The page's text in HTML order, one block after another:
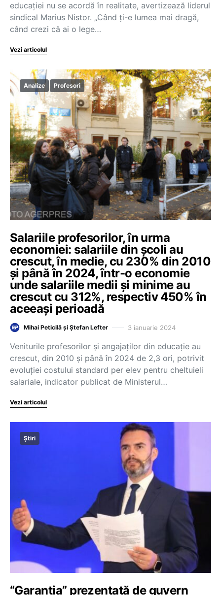
educației nu se acordă în realitate, avertizează liderul
sindical Marius Nistor. „Când ți-e lumea mai dragă,
când crezi că ai o lege…
Vezi articolul
Analize Profesori
Salariile profesorilor, în urma
economiei: salariile din școli au
crescut, în medie, cu 230% din 2010
și până în 2024, într-o economie
unde salariile medii și minime au
crescut cu 312%, respectiv 450% în
aceeași perioadă
Mihai Peticilă și Ștefan Lefter 3 ianuarie 2024
Veniturile profesorilor și angajaților din educație au
crescut, din 2010 și până în 2024 de 2,3 ori, potrivit
evoluției costului standard per elev pentru cheltuieli
salariale, indicator publicat de Ministerul…
Vezi articolul
Știri
“Garanția” prezentată de guvern